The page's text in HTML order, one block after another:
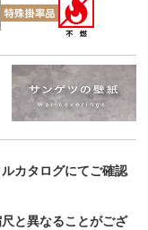
カタログにてご確認
と異なることがござ